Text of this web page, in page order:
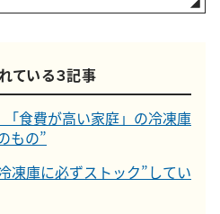
ている３記事
食費が高い家庭」の冷凍庫
もの”
凍庫に必ずストック”してい